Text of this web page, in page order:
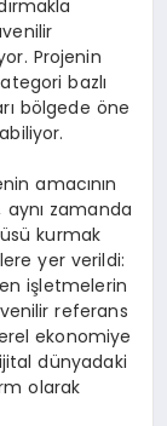
Projenin
bazlı
bölgede öne
amacının
zamanda
kurmak
yer verildi:
işletmelerin
referans
ekonomiye
dünyadaki
olarak